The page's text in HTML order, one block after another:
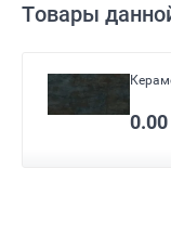
Товары
Цвет
0.00